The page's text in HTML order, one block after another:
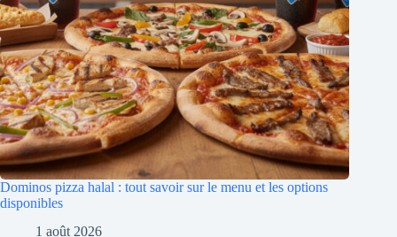
Dominos pizza halal : tout savoir sur le menu et les options
disponibles
1 août 2026